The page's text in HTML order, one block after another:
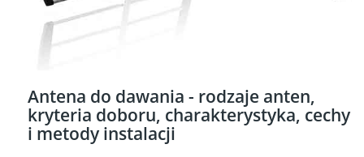
Antena do dawania - rodzaje anten,
kryteria doboru, charakterystyka, cechy
i metody instalacji